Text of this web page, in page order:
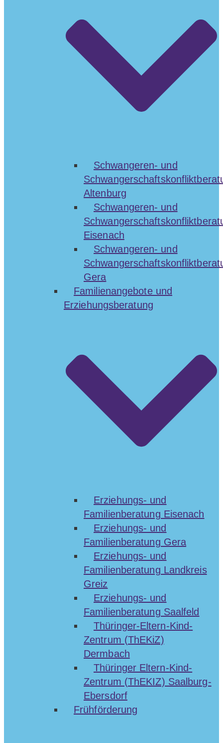
Schwangeren- und
Altenburg
Schwangeren- und
Eisenach
Schwangeren- und
Gera
Familienangebote und
Erziehungsberatung
Erziehungs- und
Familienberatung Eisenach
Erziehungs- und
Familienberatung Gera
Erziehungs- und
Familienberatung Landkreis
Greiz
Erziehungs- und
Familienberatung Saalfeld
Thüringer-Eltern-Kind-
Zentrum (ThEKiZ)
Dermbach
Thüringer Eltern-Kind-
Zentrum (ThEKIZ) Saalburg-
Ebersdorf
Frühförderung